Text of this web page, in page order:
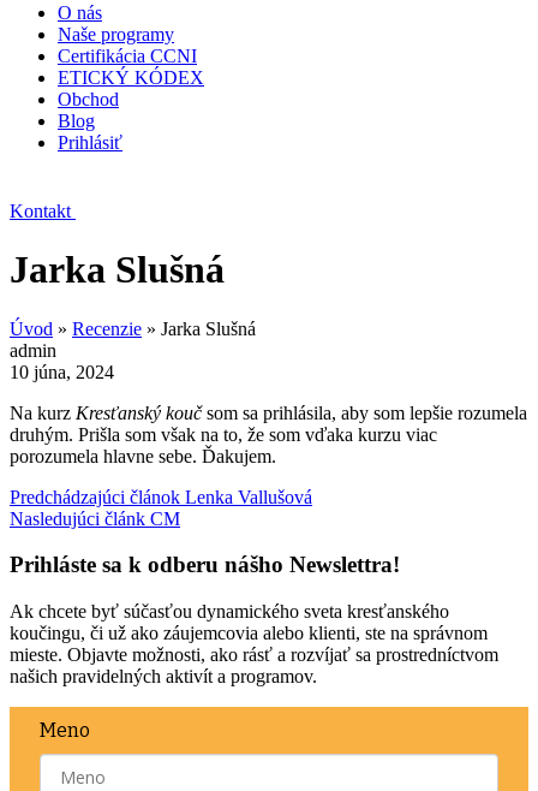
O nás
Naše programy
Certifikácia CCNI
ETICKÝ KÓDEX
Obchod
Blog
Prihlásiť
Kontakt
Jarka Slušná
Úvod » Recenzie » Jarka Slušná
admin
10 júna, 2024
Na kurz Kresťanský koučsom sa prihlásila, aby som lepšie rozumela
druhým. Prišla som však na to, že som vďaka kurzu viac
porozumela hlavne sebe. Ďakujem.
Predchádzajúci článok Lenka Vallušová
Nasledujúci článk CM
Prihláste sa k odberu nášho Newslettra!
Ak chcete byť súčasťou dynamického sveta kresťanského
koučingu, či už ako záujemcovia alebo klienti, ste na správnom
mieste. Objavte možnosti, ako rásť a rozvíjať sa prostredníctvom
našich pravidelných aktivít a programov.
Meno